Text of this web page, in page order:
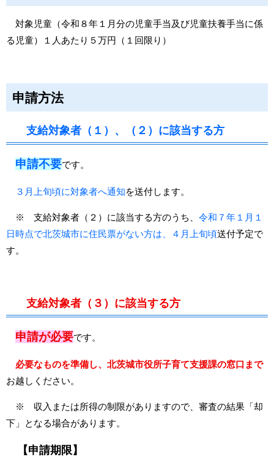
対象児童（令和８年１月分の児童手当及び児童扶養手当に係
る児童）１人あたり５万円（１回限り）
申請方法
支給対象者（１）、（２）に該当する方
申請不要です。
３月上旬頃に対象者へ通知を送付します。
※ 支給対象者（２）に該当する方のうち、 令和７年１月１
日時点で北茨城市に住民票がない方は、４月上旬頃送付予定で
す。
支給対象者（３）に該当する方
申請が必要です。
必要なものを準備し、北茨城市役所子育て支援課の窓口まで
お越しください。
※
収入または所得の制限がありますので、審査の結果「却
下」となる場合があります。
【申請期限】